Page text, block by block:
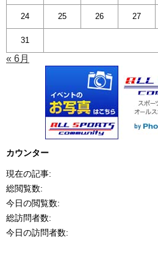
24 25 26 27
31
« 6月
カウンター
現在の記事:
総閲覧数:
今日の閲覧数:
総訪問者数:
今日の訪問者数: